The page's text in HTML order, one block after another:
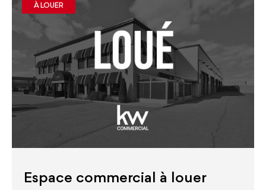
À LOUER
Espace commercial à louer